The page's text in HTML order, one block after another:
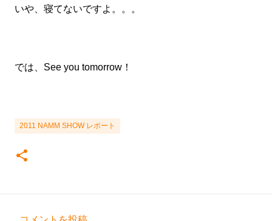
いや、寝てないですよ。。。
では、See you tomorrow！
2011 NAMM SHOW レポート